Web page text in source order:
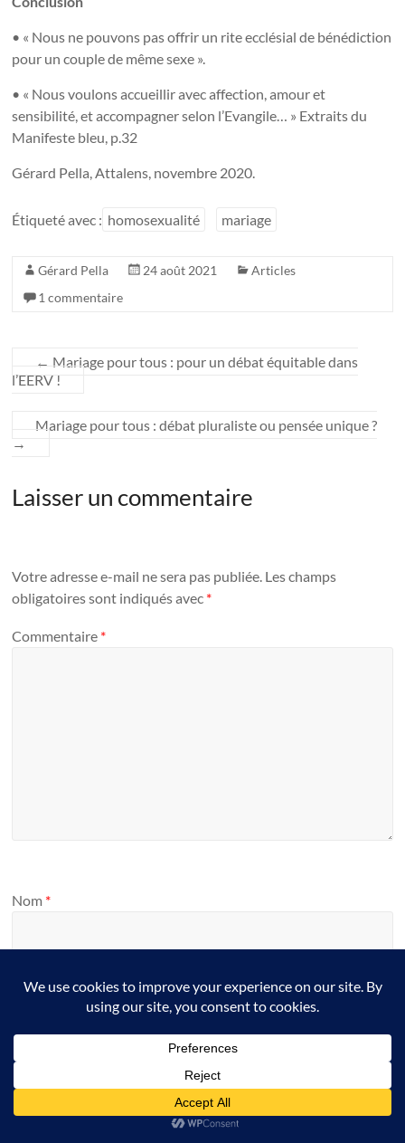
• « Nous ne pouvons pas offrir un rite ecclésial de bénédiction
pour un couple de même sexe ».
• « Nous voulons accueillir avec affection, amour et
sensibilité, et accompagner selon l’Evangile… » Extraits du
Manifeste bleu, p.32
Gérard Pella, Attalens, novembre 2020.
Étiqueté avec : homosexualité mariage
Gérard Pella 24 août 2021
Articles
1 commentaire
← Mariage pour tous : pour un débat équitable dans
l’EERV !
Mariage pour tous : débat pluraliste ou pensée unique ?
→
Laisser un commentaire
Votre adresse e-mail ne sera pas publiée. Les champs
obligatoires sont indiqués avec *
Commentaire *
Nom *